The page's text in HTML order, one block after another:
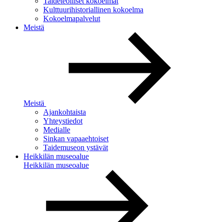
Kulttuurihistoriallinen kokoelma
Kokoelmapalvelut
Meistä
Meistä
Ajankohtaista
Yhteystiedot
Medialle
Sinkan vapaaehtoiset
Taidemuseon ystävät
Heikkilän museoalue
Heikkilän museoalue